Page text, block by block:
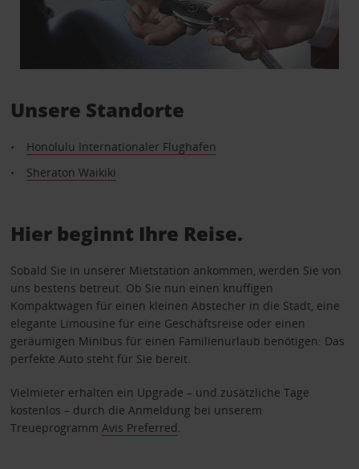
Unsere Standorte
Honolulu Internationaler Flughafen
Sheraton Waikiki
Hier beginnt Ihre Reise.
Sobald Sie in unserer Mietstation ankommen, werden Sie von
uns bestens betreut. Ob Sie nun einen knuffigen
Kompaktwagen für einen kleinen Abstecher in die Stadt, eine
elegante Limousine für eine Geschäftsreise oder einen
geräumigen Minibus für einen Familienurlaub benötigen: Das
perfekte Auto steht für Sie bereit.
Vielmieter erhalten ein Upgrade – und zusätzliche Tage
kostenlos – durch die Anmeldung bei unserem
Treueprogramm Avis Preferred